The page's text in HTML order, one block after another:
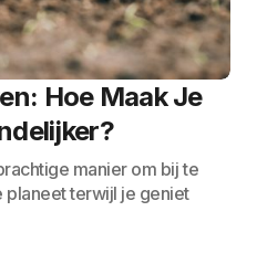
Hoe Maak Je
manier om bij te
terwijl je geniet